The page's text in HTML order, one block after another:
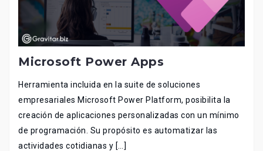
Microsoft Power Apps
Herramienta incluida en la suite de soluciones
empresariales Microsoft Power Platform, posibilita la
creación de aplicaciones personalizadas con un mínimo
de programación. Su propósito es automatizar las
actividades cotidianas y […]